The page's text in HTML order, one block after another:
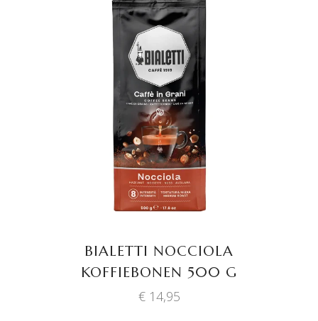
TOEVOEGEN AAN
WINKELWAGEN
BIALETTI NOCCIOLA
KOFFIEBONEN 500 G
€14,95